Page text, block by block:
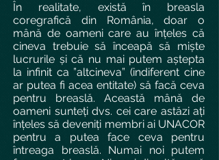
În realitate, există în breasla
coregrafică din România, doar o
mână de oameni care au înțeles că
cineva trebuie să înceapă să miște
lucrurile și că nu mai putem aștepta
la infinit ca ”altcineva” (indiferent cine
ar putea fi acea entitate) să facă ceva
pentru breaslă. Această mână de
oameni sunteți dvs. cei care astăzi ați
înțeles să deveniți membri ai UNACOR
pentru a putea face ceva pentru
întreaga breaslă. Numai noi putem